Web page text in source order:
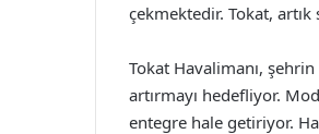
çekmektedir. Tokat, artık
Tokat Havalimanı,
artırmayı hedefliyor.
entegre hale getiriyor.